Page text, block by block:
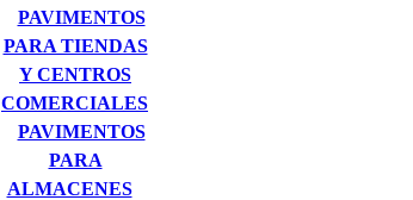
PAVIMENTOS
PARA TIENDAS
Y CENTROS
COMERCIALES
PAVIMENTOS
PARA
ALMACENES